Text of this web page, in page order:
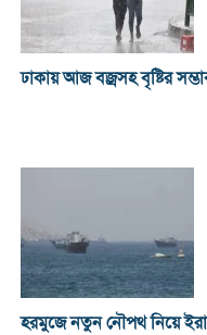
ঢাকায় আজ বজ্রসহ বৃষ্টির
হরমুজে নতুন নৌপথ নিয়ে